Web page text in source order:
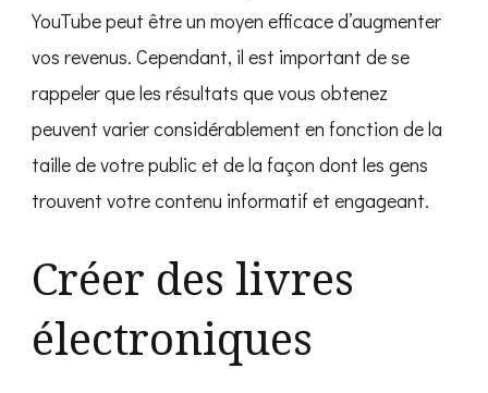
YouTube peut être un moyen efficace d’augmenter
vos revenus. Cependant, il est important de se
rappeler que les résultats que vous obtenez
peuvent varier considérablement en fonction de la
taille de votre public et de la façon dont les gens
trouvent votre contenu informatif et engageant.
Créer des livres
électroniques